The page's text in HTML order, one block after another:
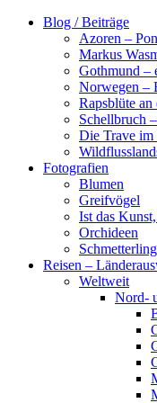
Zum
Blog / Beiträge
Azoren –
Markus
Gothmund –
Norwegen –
Rapsblüte
Schellbruch
Die Trave im
Fotografien
Blumen
Greifvögel
Ist das
Orchideen
Reisen –
Weltweit
Nord-